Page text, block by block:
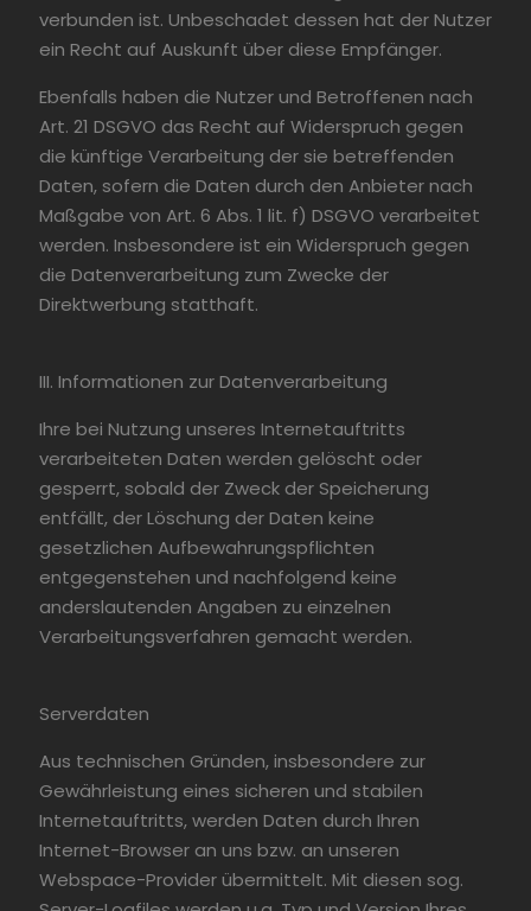
verbunden ist. Unbeschadet dessen hat der Nutzer
ein Recht auf Auskunft über diese Empfänger.
Ebenfalls haben die Nutzer und Betroffenen nach
Art. 21 DSGVO das Recht auf Widerspruch gegen
die künftige Verarbeitung der sie betreffenden
Daten, sofern die Daten durch den Anbieter nach
Maßgabe von Art. 6 Abs. 1 lit. f) DSGVO verarbeitet
werden. Insbesondere ist ein Widerspruch gegen
die Datenverarbeitung zum Zwecke der
Direktwerbung statthaft.
III. Informationen zur Datenverarbeitung
Ihre bei Nutzung unseres Internetauftritts
verarbeiteten Daten werden gelöscht oder
gesperrt, sobald der Zweck der Speicherung
entfällt, der Löschung der Daten keine
gesetzlichen Aufbewahrungspflichten
entgegenstehen und nachfolgend keine
anderslautenden Angaben zu einzelnen
Verarbeitungsverfahren gemacht werden.
Serverdaten
Aus technischen Gründen, insbesondere zur
Gewährleistung eines sicheren und stabilen
Internetauftritts, werden Daten durch Ihren
Internet-Browser an uns bzw. an unseren
Webspace-Provider übermittelt. Mit diesen sog.